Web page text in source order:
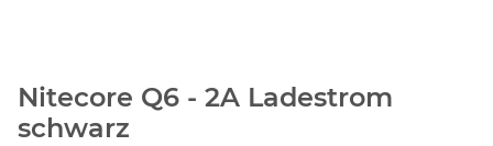
Nitecore Q6 - 2A Ladestrom
schwarz